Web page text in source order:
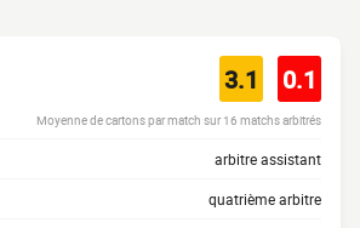
3.1 0.1
Moyenne de cartons par match sur 16 matchs arbitrés
arbitre assistant
quatrième arbitre